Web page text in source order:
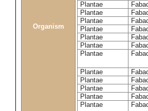
Organism
Plantae
Plantae
Plantae
Plantae
Plantae
Plantae
Plantae
Plantae
Plantae
Plantae
Plantae
Plantae